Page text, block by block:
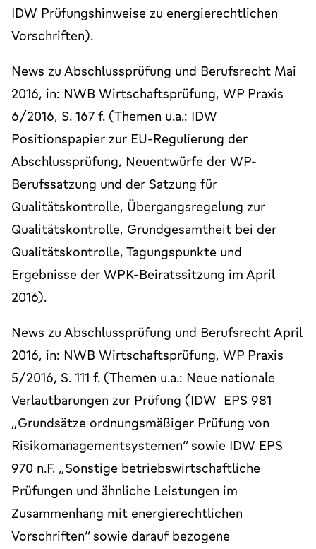
IDW Prüfungshinweise zu energierechtlichen
Vorschriften).
News zu Abschlussprüfung und Berufsrecht Mai
2016, in: NWB Wirtschaftsprüfung, WP Praxis
6/2016, S. 167 f. (Themen u.a.: IDW
Positionspapier zur EU-Regulierung der
Abschlussprüfung, Neuentwürfe der WP-
Berufssatzung und der Satzung für
Qualitätskontrolle, Übergangsregelung zur
Qualitätskontrolle, Grundgesamtheit bei der
Qualitätskontrolle, Tagungspunkte und
Ergebnisse der WPK-Beiratssitzung im April
2016).
News zu Abschlussprüfung und Berufsrecht April
2016, in: NWB Wirtschaftsprüfung, WP Praxis
5/2016, S. 111 f. (Themen u.a.: Neue nationale
Verlautbarungen zur Prüfung (IDW EPS 981
„Grundsätze ordnungsmäßiger Prüfung von
Risikomanagementsystemen“ sowie IDW EPS
970 n.F. „Sonstige betriebswirtschaftliche
Prüfungen und ähnliche Leistungen im
Zusammenhang mit energierechtlichen
Vorschriften“ sowie darauf bezogene